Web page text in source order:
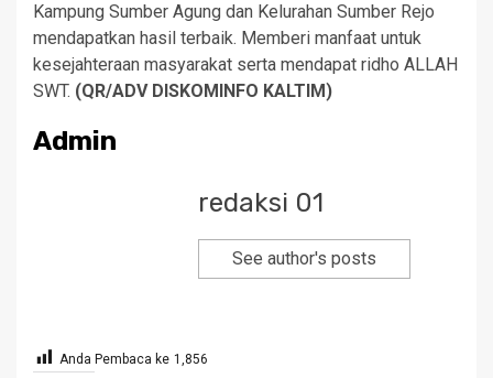
Kampung Sumber Agung dan Kelurahan Sumber Rejo
mendapatkan hasil terbaik. Memberi manfaat untuk
kesejahteraan masyarakat serta mendapat ridho ALLAH
SWT. (QR/ADV DISKOMINFO KALTIM)
Admin
redaksi 01
See author's posts
Anda Pembaca ke 1,856